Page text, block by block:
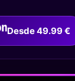
Desde 49.99 €